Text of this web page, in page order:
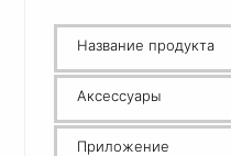
Название продукта
Аксессуары
Приложение